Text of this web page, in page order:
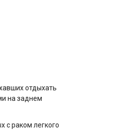
отдыхать
на заднем
с раком легкого